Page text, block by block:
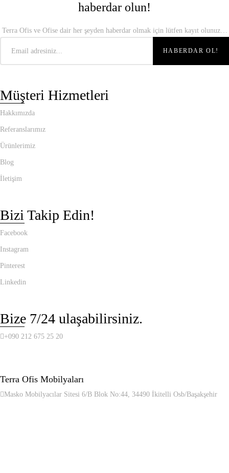
haberdar olun!
Terra Ofis ve Ofise dair her şeyden haberdar olmak için lütfen kayıt olunuz…
Müşteri Hizmetleri
Hakkımızda
Referanslarımız
Ürünlerimiz
Blog
İletişim
Bizi Takip Edin!
Facebook
Instagram
Pinterest
Linkedin
Bize 7/24 ulaşabilirsiniz.
+090 212 675 25 20
Terra Ofis Mobilyaları
Masko Mobilyacılar Sitesi 6/B Blok No:44, 34490 İkitelli Osb/Başakşehir